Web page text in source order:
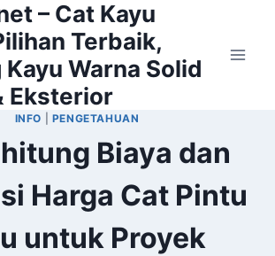
– Cat Kayu
Terbaik,
Warna Solid
Eksterior
INFO PENGETAHUAN
Biaya dan
Harga Cat Pintu
untuk Proyek